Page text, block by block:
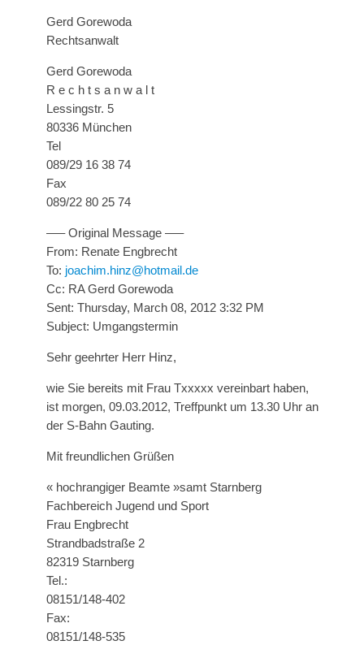
Gerd Gorewoda
Rechtsanwalt
Gerd Gorewoda
R e c h t s a n w a l t
Lessingstr. 5
80336 München
Tel
089/29 16 38 74
Fax
089/22 80 25 74
—– Original Message —–
From: Renate Engbrecht
To: joachim.hinz@hotmail.de
Cc: RA Gerd Gorewoda
Sent: Thursday, March 08, 2012 3:32 PM
Subject: Umgangstermin
Sehr geehrter Herr Hinz,
wie Sie bereits mit Frau Txxxxx vereinbart haben,
ist morgen, 09.03.2012, Treffpunkt um 13.30 Uhr an
der S-Bahn Gauting.
Mit freundlichen Grüßen
« hochrangiger Beamte »samt Starnberg
Fachbereich Jugend und Sport
Frau Engbrecht
Strandbadstraße 2
82319 Starnberg
Tel.:
08151/148-402
Fax:
08151/148-535